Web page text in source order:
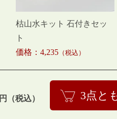
枯山水キット 石付きセッ
ト
価格：4,235 （税込）
円（税込） 3点と